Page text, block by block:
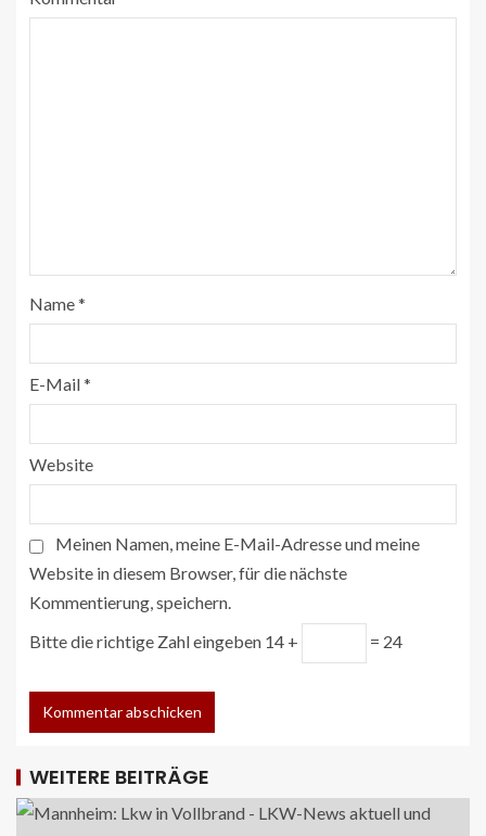
Name*
E-Mail*
Website
Meinen Namen, meine E-Mail-Adresse und meine
Website in diesem Browser, für die nächste
Kommentierung, speichern.
Bitte die richtige Zahl eingeben 14 + = 24
WEITERE BEITRÄGE